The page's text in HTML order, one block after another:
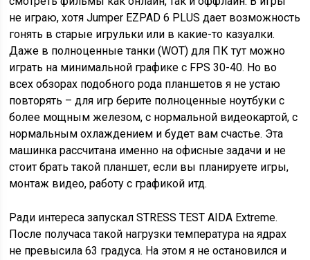
не играю, хотя Jumper EZPAD 6 PLUS дает возможность
гонять в старые игрульки или в какие-то казуалки.
Даже в полноценные танки (WOT) для ПК тут можно
играть на минимальной графике с FPS 30-40. Но во
всех обзорах подобного рода планшетов я не устаю
повторять – для игр берите полноценные ноутбуки с
более мощным железом, с нормальной видеокартой, с
нормальным охлаждением и будет вам счастье. Эта
машинка рассчитана именно на офисные задачи и не
стоит брать такой планшет, если вы планируете игры,
монтаж видео, работу с графикой итд.
Ради интереса запускал STRESS TEST AIDA Extreme.
После получаса такой нагрузки температура на ядрах
не превысила 63 градуса. На этом я не остановился и